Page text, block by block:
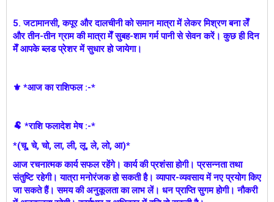
5. जटामानसी, कपूर और दालचीनी को समान मात्रा में लेकर मिश्रण बना लेँ
और तीन-तीन ग्राम की मात्रा मेँ सुबह-शाम गर्म पानी से सेवन करें। कुछ ही दिन
मेँ आपके ब्लड प्रेशर में सुधार हो जायेगा।
⚜ *आज का राशिफल :-*
🐏 *राशि फलादेश मेष :-*
*(चू, चे, चो, ला, ली, लू, ले, लो, आ)*
आज रचनात्मक कार्य सफल रहेंगे। कार्य की प्रशंसा होगी। प्रसन्नता तथा
संतुष्टि रहेगी। यात्रा मनोरंजक हो सकती है। व्यापार-व्यवसाय में नए प्रयोग किए
जा सकते हैं। समय की अनुकूलता का लाभ लें। धन प्राप्ति सुगम होगी। नौकरी